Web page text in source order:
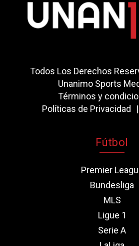
Todos Los Derechos
Unanimo Sports
Términos y
Políticas de Privacidad
Fútbol
Premier
Bundesliga
MLS
Ligue 1
Serie A